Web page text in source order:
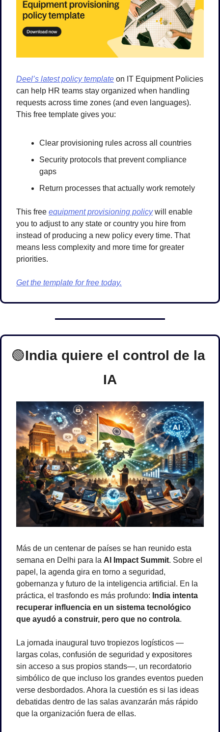
Deel’s latest policy template on IT Equipment Policies
can help HR teams stay organized when handling
requests across time zones (and even languages).
This free template gives you:
Clear provisioning rules across all countries
Security protocols that prevent compliance
gaps
Return processes that actually work remotely
This free equipment provisioning policy will enable
you to adjust to any state or country you hire from
instead of producing a new policy every time. That
means less complexity and more time for greater
priorities.
Get the template for free today.
🟢India quiere el control de la
IA
Más de un centenar de países se han reunido esta
semana en Delhi para la AI Impact Summit. Sobre el
papel, la agenda gira en torno a seguridad,
gobernanza y futuro de la inteligencia artificial. En la
práctica, el trasfondo es más profundo: India intenta
recuperar influencia en un sistema tecnológico
que ayudó a construir, pero que no controla.
La jornada inaugural tuvo tropiezos logísticos —
largas colas, confusión de seguridad y expositores
sin acceso a sus propios stands—, un recordatorio
simbólico de que incluso los grandes eventos pueden
verse desbordados. Ahora la cuestión es si las ideas
debatidas dentro de las salas avanzarán más rápido
que la organización fuera de ellas.